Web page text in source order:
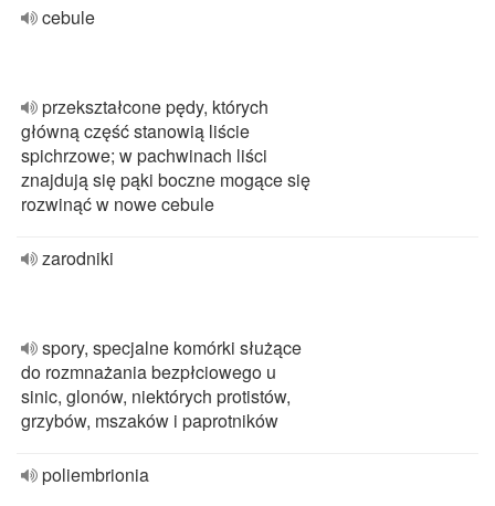
cebule
przekształcone pędy, których
główną część stanowią liście
spichrzowe; w pachwinach liści
znajdują się pąki boczne mogące się
rozwinąć w nowe cebule
zarodniki
spory, specjalne komórki służące
do rozmnażania bezpłciowego u
sinic, glonów, niektórych protistów,
grzybów, mszaków i paprotników
poliembrionia